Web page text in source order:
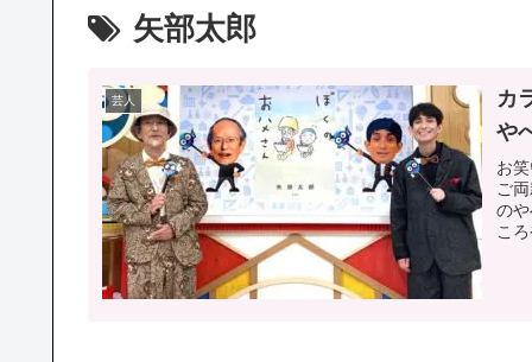
矢部太郎
芸人
カ
や
お
ご
の
こ